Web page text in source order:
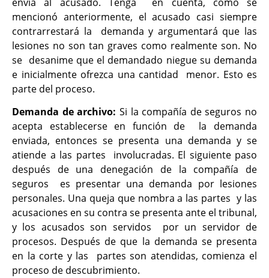
mencionó anteriormente, el acusado casi siempre
contrarrestará la demanda y argumentará que las
lesiones no son tan graves como realmente son. No
se desanime que el demandado niegue su demanda
e inicialmente ofrezca una cantidad menor. Esto es
parte del proceso.
Demanda de archivo: Si la compañía de seguros no
acepta establecerse en función de la demanda
enviada, entonces se presenta una demanda y se
atiende a las partes involucradas. El siguiente paso
después de una denegación de la compañía de
seguros es presentar una demanda por lesiones
personales. Una queja que nombra a las partes y las
acusaciones en su contra se presenta ante el tribunal,
y los acusados son servidos por un servidor de
procesos. Después de que la demanda se presenta
en la corte y las partes son atendidas, comienza el
proceso de descubrimiento.